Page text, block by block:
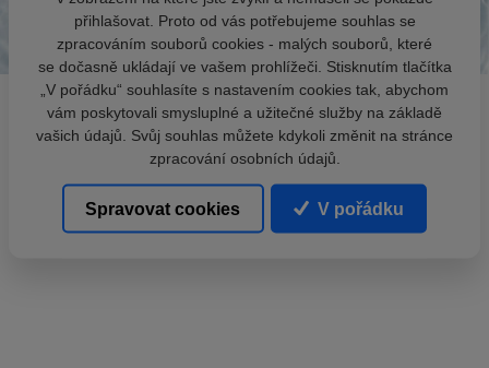
přihlašovat. Proto od vás potřebujeme souhlas se
zpracováním souborů cookies - malých souborů, které
se dočasně ukládají ve vašem prohlížeči. Stisknutím tlačítka
„V pořádku“ souhlasíte s nastavením cookies tak, abychom
vám poskytovali smysluplné a užitečné služby na základě
vašich údajů. Svůj souhlas můžete kdykoli změnit na stránce
zpracování osobních údajů.
Spravovat cookies V pořádku